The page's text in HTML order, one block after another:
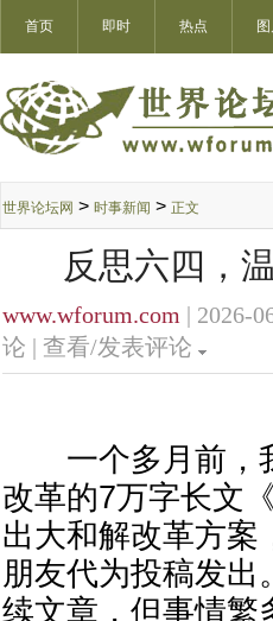
首页 即时 热点
世界论坛网 > 时事新闻 > 正文
反思六四，
www.wforum.com | 2026-
论 | 查看/发表评论
一个多月前，我
改革的7万字长文
出大和解改革方案
朋友代为投稿发
续文章，但事情繁